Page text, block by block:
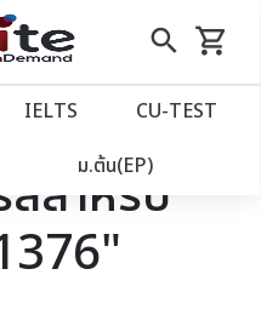
close
search
Skip
to
shopping_cart
รถเข็น
IELTS CU‑TEST
ม.ต้น(EP)
สำหรับ